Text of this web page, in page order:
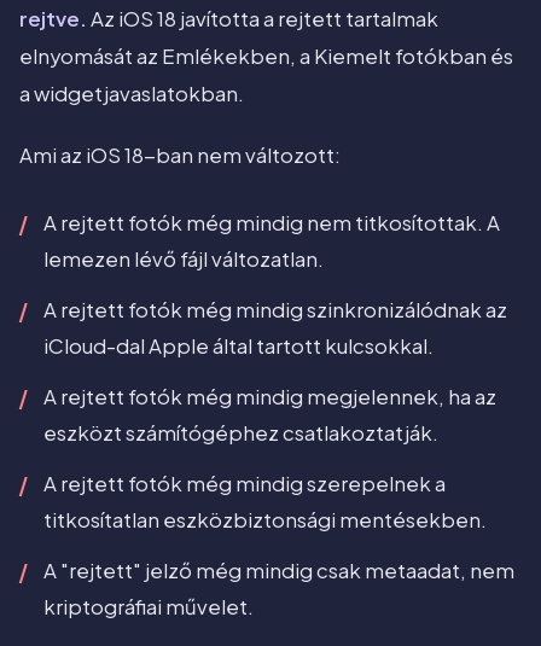
rejtve. Az iOS 18 javította a rejtett tartalmak
elnyomását az Emlékekben, a Kiemelt fotókban és
a widgetjavaslatokban.
Ami az iOS 18-ban nem változott:
A rejtett fotók még mindig nem titkosítottak. A
lemezen lévő fájl változatlan.
A rejtett fotók még mindig szinkronizálódnak az
iCloud-dal Apple által tartott kulcsokkal.
A rejtett fotók még mindig megjelennek, ha az
eszközt számítógéphez csatlakoztatják.
A rejtett fotók még mindig szerepelnek a
titkosítatlan eszközbiztonsági mentésekben.
A "rejtett" jelző még mindig csak metaadat, nem
kriptográfiai művelet.